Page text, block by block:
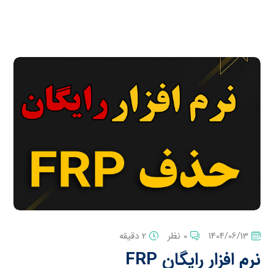
1404/06/13 0 نظر 2 دقیقه
نرم افزار رایگان FRP